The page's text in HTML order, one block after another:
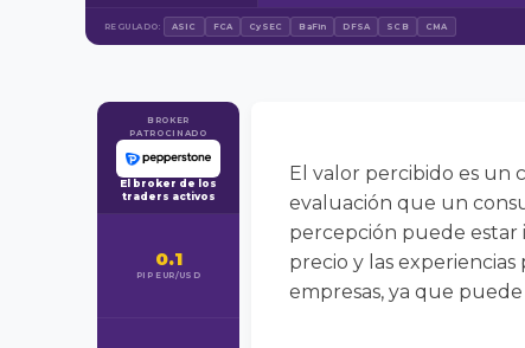
REGULADO: ASIC FCA CySEC BaFin DFSA SCB CMA
BROKER
PATROCINADO
El broker de los
traders activos
0.1
PIP EUR/USD
El valor percibido es un
evaluación que un
percepción puede estar
precio y las
empresas, ya que